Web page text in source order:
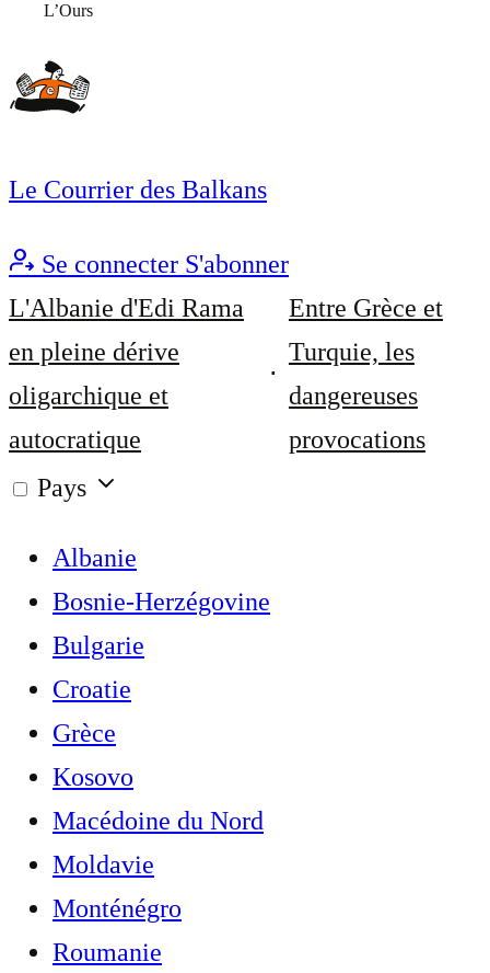
L’Ours
Le Courrier des Balkans
Se connecter S'abonner
L'Albanie d'Edi Rama
en pleine dérive
oligarchique et
autocratique
Entre Grèce et
Turquie, les
dangereuses
provocations
Pays
Albanie
Bosnie-Herzégovine
Bulgarie
Croatie
Grèce
Kosovo
Macédoine du Nord
Moldavie
Monténégro
Roumanie